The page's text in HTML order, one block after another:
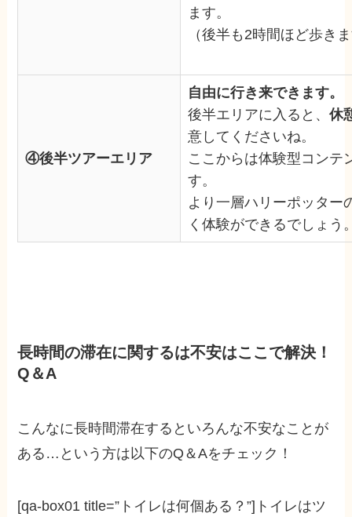
ます。
（後半も2時間ほど歩き
④後半ツアーエリア
自由に行き来できます。
後半エリアに入ると、休
意してくださいね。
ここからは体験型コンテ
す。
より一層ハリーポッター
く体験ができるでしょう
長時間の滞在に関するは不安はここで解決！
Q＆A
こんなに長時間滞在するといろんな不安なことが
ある…という方は以下のQ＆Aをチェック！
[qa-box01 title=”トイレは何個ある？”]トイレはツ